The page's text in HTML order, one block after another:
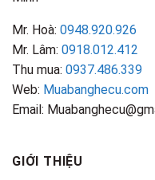
Mr. Hoà: 0948.920.926
Mr. Lâm: 0918.012.412
Thu mua: 0937.486.339
Web: Muabanghecu.com
Email:
GIỚI THIỆU